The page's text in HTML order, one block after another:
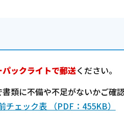
パックライトで郵送ください。
類に不備や不足がないかご確認
ェック表 （PDF：455KB）